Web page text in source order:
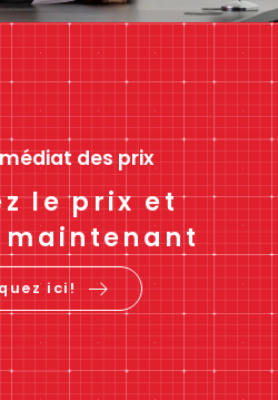
des prix
le prix et
maintenant
ici!